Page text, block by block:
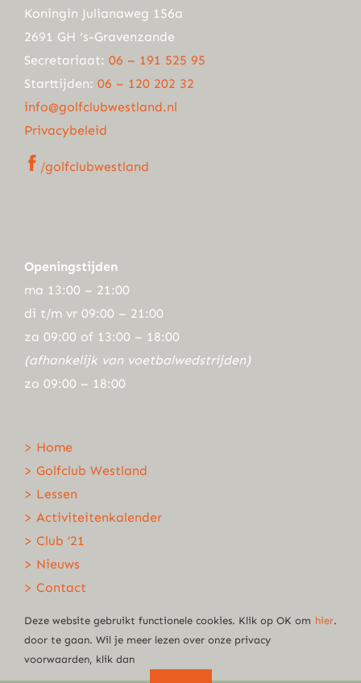
Koningin Julianaweg 156a
2691 GH ‘s-Gravenzande
Secretariaat: 06 – 191 525 95
Starttijden: 06 – 120 202 32
info@golfclubwestland.nl
Privacybeleid
/golfclubwestland
Openingstijden
ma 13:00 – 21:00
di t/m vr 09:00 – 21:00
za 09:00 of 13:00 – 18:00
(afhankelijk van voetbalwedstrijden)
zo 09:00 – 18:00
> Home
> Golfclub Westland
> Lessen
> Activiteitenkalender
> Club ’21
> Nieuws
> Contact
Deze website gebruikt functionele cookies. Klik op OK om
door te gaan. Wil je meer lezen over onze privacy
voorwaarden, klik dan
hier.